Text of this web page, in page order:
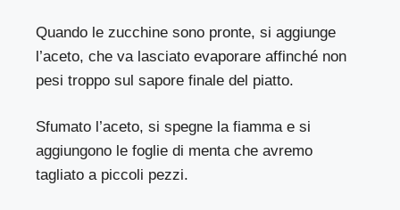
Quando le zucchine sono pronte, si aggiunge
l’aceto, che va lasciato evaporare affinché non
pesi troppo sul sapore finale del piatto.
Sfumato l’aceto, si spegne la fiamma e si
aggiungono le foglie di menta che avremo
tagliato a piccoli pezzi.